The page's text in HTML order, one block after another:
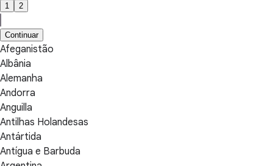
1 2
Continuar
Afeganistão
Albânia
Alemanha
Andorra
Anguilla
Antilhas Holandesas
Antártida
Antígua e Barbuda